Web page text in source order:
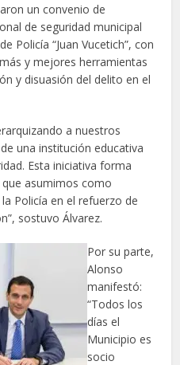
un convenio de
de seguridad municipal
Policía “Juan Vucetich”, con
y mejores herramientas
y disuasión del delito en el
a nuestros
una institución educativa
Esta iniciativa forma
asumimos como
Policía en el refuerzo de
sostuvo Álvarez.
Por su parte,
Alonso
manifestó:
“Todos los
días el
Municipio es
socio